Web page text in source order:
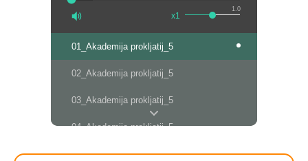
1.0
x1
01_Akademija prokljatij_5
02_Akademija prokljatij_5
03_Akademija prokljatij_5
04_Akademija prokljatij_5
05_Akademija prokljatij_5